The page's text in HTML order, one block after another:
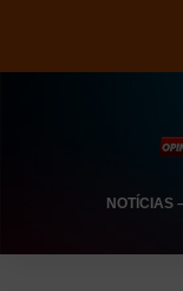
NOTÍCIAS–